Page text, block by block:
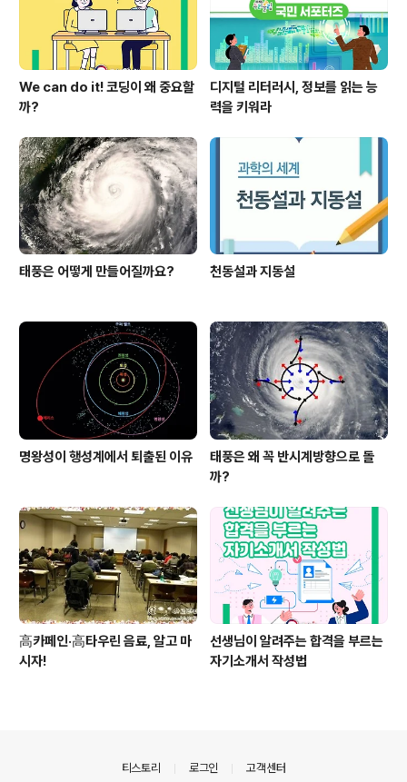
영, 연구기획과 관리..
We can do it! 코딩이 왜 중요할
까?
디지털 리터러시, 정보를 읽는 능
력을 키워라
태풍은 어떻게 만들어질까요? 천동설과 지동설
명왕성이 행성계에서 퇴출된 이유
태풍은 왜 꼭 반시계방향으로 돌
까?
高카페인·高타우린 음료, 알고 마
시자!
선생님이 알려주는 합격을 부르는
자기소개서 작성법
티스토리 로그인 고객센터